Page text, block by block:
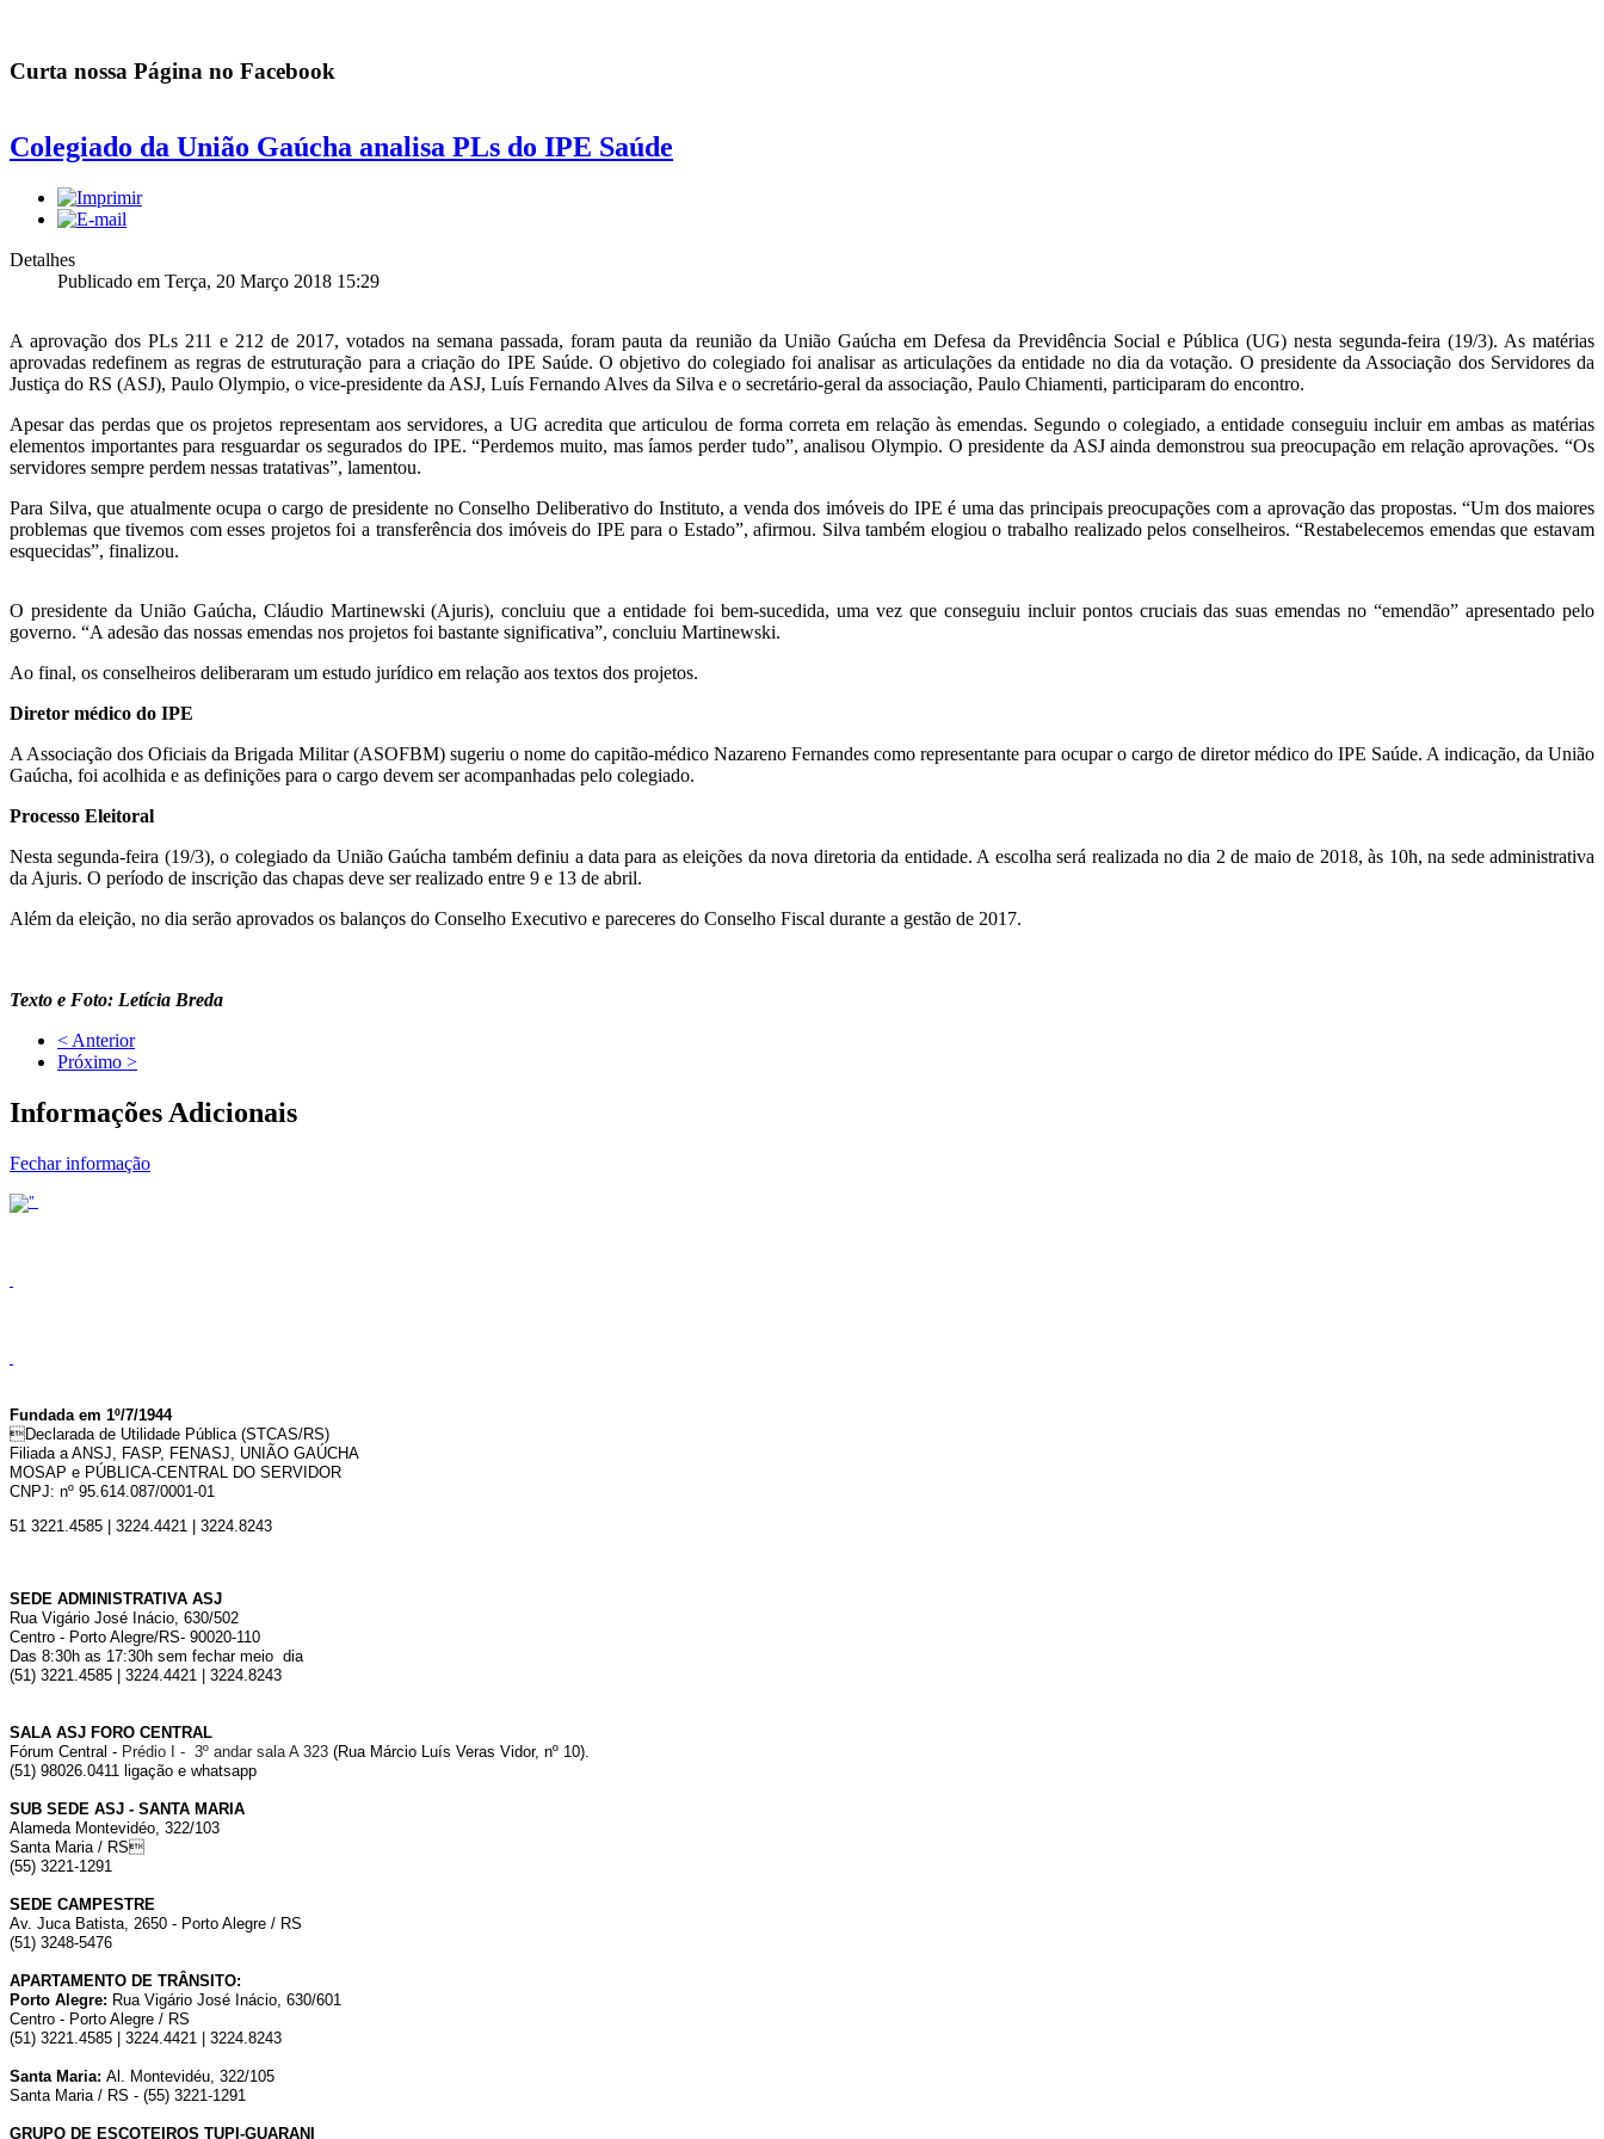
Curta nossa Página no Facebook
Colegiado da União Gaúcha analisa PLs do IPE Saúde
Detalhes
Publicado em Terça, 20 Março 2018 15:29
A aprovação dos PLs 211 e 212 de 2017, votados na semana passada, foram pauta da reunião da União Gaúcha em Defesa da Previdência Social e Pública (UG) nesta segunda-feira (19/3). As matérias
aprovadas redefinem as regras de estruturação para a criação do IPE Saúde. O objetivo do colegiado foi analisar as articulações da entidade no dia da votação. O presidente da Associação dos Servidores da
Justiça do RS (ASJ), Paulo Olympio, o vice-presidente da ASJ, Luís Fernando Alves da Silva e o secretário-geral da associação, Paulo Chiamenti, participaram do encontro.
Apesar das perdas que os projetos representam aos servidores, a UG acredita que articulou de forma correta em relação às emendas. Segundo o colegiado, a entidade conseguiu incluir em ambas as matérias
elementos importantes para resguardar os segurados do IPE. “Perdemos muito, mas íamos perder tudo”, analisou Olympio. O presidente da ASJ ainda demonstrou sua preocupação em relação aprovações. “Os
servidores sempre perdem nessas tratativas”, lamentou.
Para Silva, que atualmente ocupa o cargo de presidente no Conselho Deliberativo do Instituto, a venda dos imóveis do IPE é uma das principais preocupações com a aprovação das propostas. “Um dos maiores
problemas que tivemos com esses projetos foi a transferência dos imóveis do IPE para o Estado”, afirmou. Silva também elogiou o trabalho realizado pelos conselheiros. “Restabelecemos emendas que estavam
esquecidas”, finalizou.
O presidente da União Gaúcha, Cláudio Martinewski (Ajuris), concluiu que a entidade foi bem-sucedida, uma vez que conseguiu incluir pontos cruciais das suas emendas no “emendão” apresentado pelo
governo. “A adesão das nossas emendas nos projetos foi bastante significativa”, concluiu Martinewski.
Ao final, os conselheiros deliberaram um estudo jurídico em relação aos textos dos projetos.
Diretor médico do IPE
A Associação dos Oficiais da Brigada Militar (ASOFBM) sugeriu o nome do capitão-médico Nazareno Fernandes como representante para ocupar o cargo de diretor médico do IPE Saúde. A indicação, da União
Gaúcha, foi acolhida e as definições para o cargo devem ser acompanhadas pelo colegiado.
Processo Eleitoral
Nesta segunda-feira (19/3), o colegiado da União Gaúcha também definiu a data para as eleições da nova diretoria da entidade. A escolha será realizada no dia 2 de maio de 2018, às 10h, na sede administrativa
da Ajuris. O período de inscrição das chapas deve ser realizado entre 9 e 13 de abril.
Além da eleição, no dia serão aprovados os balanços do Conselho Executivo e pareceres do Conselho Fiscal durante a gestão de 2017.
Texto e Foto: Letícia Breda
< Anterior
Próximo >
Informações Adicionais
Fechar informação
Fundada em 1º/7/1944
Declarada de Utilidade Pública (STCAS/RS)
Filiada a ANSJ, FASP, FENASJ, UNIÃO GAÚCHA
MOSAP e PÚBLICA-CENTRAL DO SERVIDOR
CNPJ: nº 95.614.087/0001-01
51 3221.4585 | 3224.4421 | 3224.8243
SEDE ADMINISTRATIVA ASJ
Rua Vigário José Inácio, 630/502
Centro - Porto Alegre/RS- 90020-110
Das 8:30h as 17:30h sem fechar meio dia
(51) 3221.4585 | 3224.4421 | 3224.8243
SALA ASJ FORO CENTRAL
Fórum Central - Prédio I - 3º andar sala A 323 (Rua Márcio Luís Veras Vidor, nº 10).
(51) 98026.0411 ligação e whatsapp
SUB SEDE ASJ - SANTA MARIA
Alameda Montevidéo, 322/103
Santa Maria / RS
(55) 3221-1291
SEDE CAMPESTRE
Av. Juca Batista, 2650 - Porto Alegre / RS
(51) 3248-5476
APARTAMENTO DE TRÂNSITO:
Porto Alegre: Rua Vigário José Inácio, 630/601
Centro - Porto Alegre / RS
(51) 3221.4585 | 3224.4421 | 3224.8243
Santa Maria: Al. Montevidéu, 322/105
Santa Maria / RS - (55) 3221-1291
GRUPO DE ESCOTEIROS TUPI-GUARANI